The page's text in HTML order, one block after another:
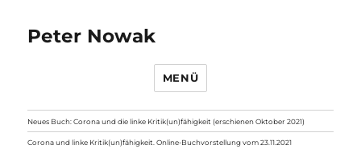
Peter Nowak
MENÜ
Neues Buch: Corona und die linke Kritik(un)fähigkeit (erschienen Oktober 2021)
Corona und linke Kritik(un)fähigkeit. Online-Buchvorstellung vom 23.11.2021